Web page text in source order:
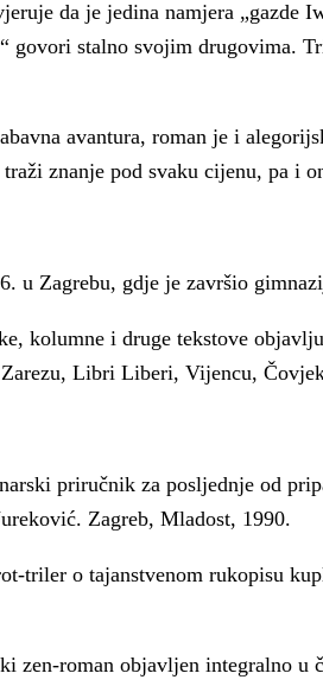
da je jedina namjera „gazde
govori stalno svojim drugovima.
avantura, roman je i
znanje pod svaku cijenu, pa i
u Zagrebu, gdje je završio
kolumne i druge tekstove
Libri Liberi, Vijencu,
priručnik za posljednje od
Zagreb, Mladost, 1990.
triler o tajanstvenom rukopisu
zen-roman objavljen integralno u